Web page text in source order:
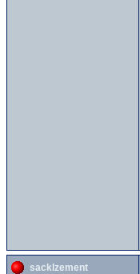
sacklzement